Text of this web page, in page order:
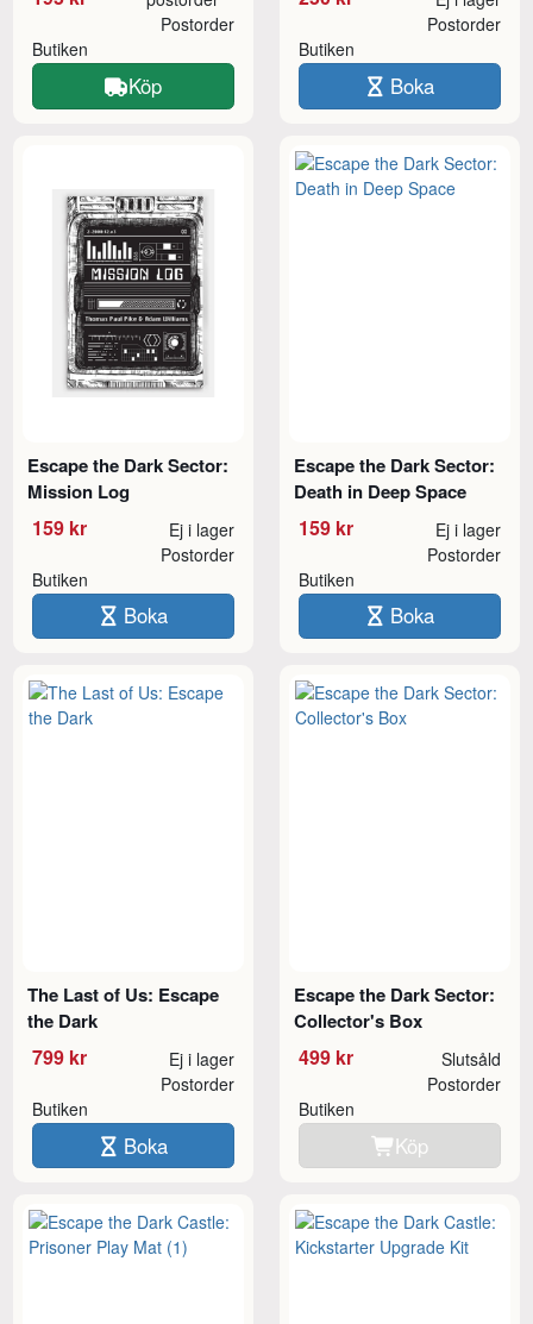
Butiken
Postorder
Köp
Butiken
Postorder
Boka
Escape the Dark Sector:
Mission Log
159 kr Ej i lager
Butiken
Postorder
Boka
Escape the Dark Sector:
Death in Deep Space
159 kr Ej i lager
Butiken
Postorder
Boka
The Last of Us: Escape
the Dark
799 kr Ej i lager
Butiken
Postorder
Boka
Escape the Dark Sector:
Collector's Box
499 kr Slutsåld
Butiken
Postorder
Köp